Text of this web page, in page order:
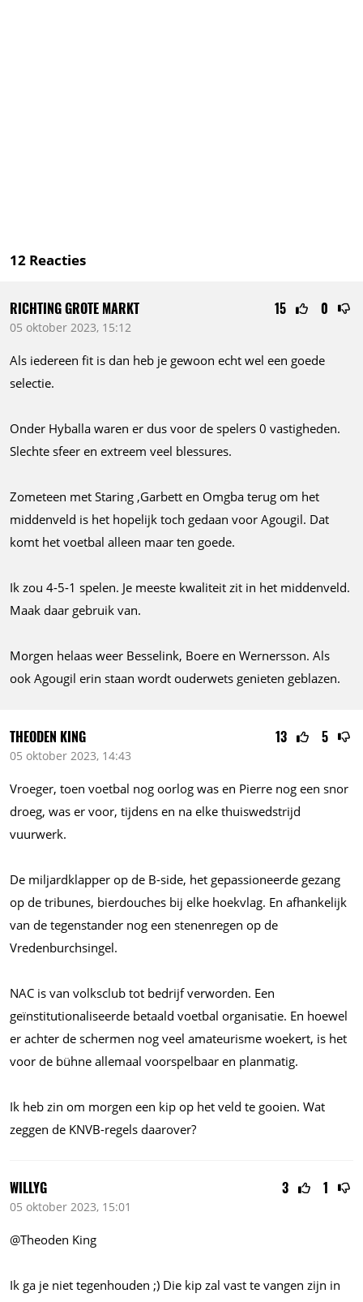
12 Reacties
15 0
RICHTING GROTE MARKT
05 oktober 2023, 15:12
Als iedereen fit is dan heb je gewoon echt wel een goede
selectie.
Onder Hyballa waren er dus voor de spelers 0 vastigheden.
Slechte sfeer en extreem veel blessures.
Zometeen met Staring ,Garbett en Omgba terug om het
middenveld is het hopelijk toch gedaan voor Agougil. Dat
komt het voetbal alleen maar ten goede.
Ik zou 4-5-1 spelen. Je meeste kwaliteit zit in het middenveld.
Maak daar gebruik van.
Morgen helaas weer Besselink, Boere en Wernersson. Als
ook Agougil erin staan wordt ouderwets genieten geblazen.
13 5
THEODEN KING
05 oktober 2023, 14:43
Vroeger, toen voetbal nog oorlog was en Pierre nog een snor
droeg, was er voor, tijdens en na elke thuiswedstrijd
vuurwerk.
De miljardklapper op de B-side, het gepassioneerde gezang
op de tribunes, bierdouches bij elke hoekvlag. En afhankelijk
van de tegenstander nog een stenenregen op de
Vredenburchsingel.
NAC is van volksclub tot bedrijf verworden. Een
geïnstitutionaliseerde betaald voetbal organisatie. En hoewel
er achter de schermen nog veel amateurisme woekert, is het
voor de bühne allemaal voorspelbaar en planmatig.
Ik heb zin om morgen een kip op het veld te gooien. Wat
zeggen de KNVB-regels daarover?
3 1
WILLYG
05 oktober 2023, 15:01
@Theoden King
Ik ga je niet tegenhouden ;) Die kip zal vast te vangen zijn in